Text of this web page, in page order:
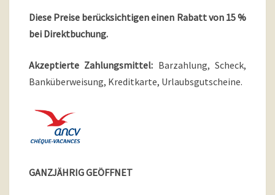
Diese Preise berücksichtigen einen Rabatt von 15 %
bei Direktbuchung.
Akzeptierte Zahlungsmittel: Barzahlung, Scheck,
Banküberweisung, Kreditkarte, Urlaubsgutscheine.
GANZJÄHRIG GEÖFFNET